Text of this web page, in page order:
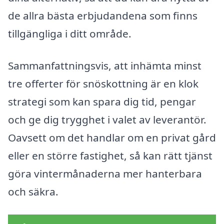
de allra bästa erbjudandena som finns
tillgängliga i ditt område.
Sammanfattningsvis, att inhämta minst
tre offerter för snöskottning är en klok
strategi som kan spara dig tid, pengar
och ge dig trygghet i valet av leverantör.
Oavsett om det handlar om en privat gård
eller en större fastighet, så kan rätt tjänst
göra vintermånaderna mer hanterbara
och säkra.